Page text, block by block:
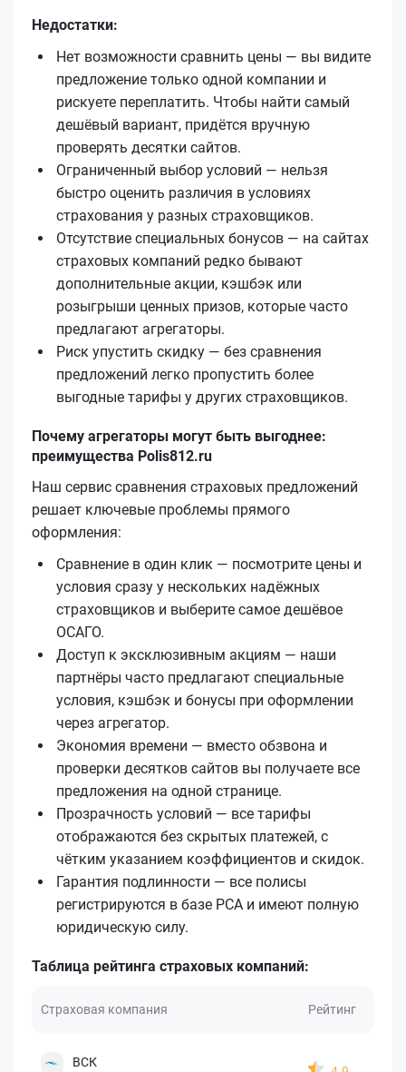
Недостатки:
Нет возможности сравнить цены — вы видите
предложение только одной компании и
рискуете переплатить. Чтобы найти самый
дешёвый вариант, придётся вручную
проверять десятки сайтов.
Ограниченный выбор условий — нельзя
быстро оценить различия в условиях
страхования у разных страховщиков.
Отсутствие специальных бонусов — на сайтах
страховых компаний редко бывают
дополнительные акции, кэшбэк или
розыгрыши ценных призов, которые часто
предлагают агрегаторы.
Риск упустить скидку — без сравнения
предложений легко пропустить более
выгодные тарифы у других страховщиков.
Почему агрегаторы могут быть выгоднее:
преимущества Polis812.ru
Наш сервис сравнения страховых предложений
решает ключевые проблемы прямого
оформления:
Сравнение в один клик — посмотрите цены и
условия сразу у нескольких надёжных
страховщиков и выберите самое дешёвое
ОСАГО.
Доступ к эксклюзивным акциям — наши
партнёры часто предлагают специальные
условия, кэшбэк и бонусы при оформлении
через агрегатор.
Экономия времени — вместо обзвона и
проверки десятков сайтов вы получаете все
предложения на одной странице.
Прозрачность условий — все тарифы
отображаются без скрытых платежей, с
чётким указанием коэффициентов и скидок.
Гарантия подлинности — все полисы
регистрируются в базе РСА и имеют полную
юридическую силу.
Таблица рейтинга страховых компаний:
Страховая компания Рейтинг
ВСК